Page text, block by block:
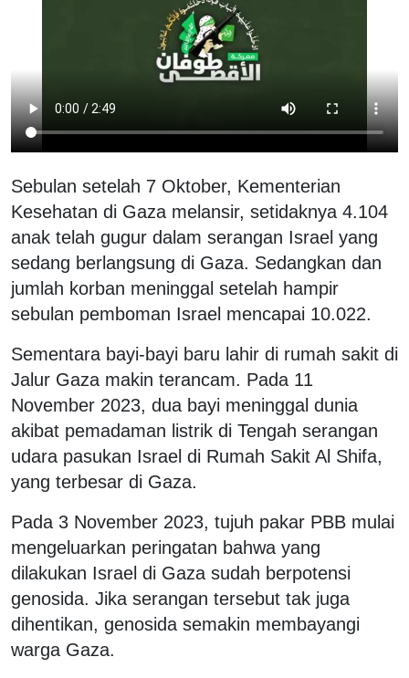
Sebulan setelah 7 Oktober, Kementerian
Kesehatan di Gaza melansir, setidaknya 4.104
anak telah gugur dalam serangan Israel yang
sedang berlangsung di Gaza. Sedangkan dan
jumlah korban meninggal setelah hampir
sebulan pemboman Israel mencapai 10.022.
Sementara bayi-bayi baru lahir di rumah sakit di
Jalur Gaza makin terancam. Pada 11
November 2023, dua bayi meninggal dunia
akibat pemadaman listrik di Tengah serangan
udara pasukan Israel di Rumah Sakit Al Shifa,
yang terbesar di Gaza.
Pada 3 November 2023, tujuh pakar PBB mulai
mengeluarkan peringatan bahwa yang
dilakukan Israel di Gaza sudah berpotensi
genosida. Jika serangan tersebut tak juga
dihentikan, genosida semakin membayangi
warga Gaza.